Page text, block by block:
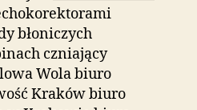
błoniczych
czniający
Wola biuro
Kraków biuro